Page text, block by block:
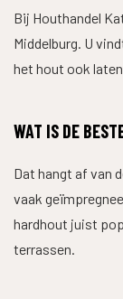
Bij Houthandel
Middelburg. U
het hout ook
WAT IS DE
Dat hangt af van
vaak
hardhout juist
terrassen.